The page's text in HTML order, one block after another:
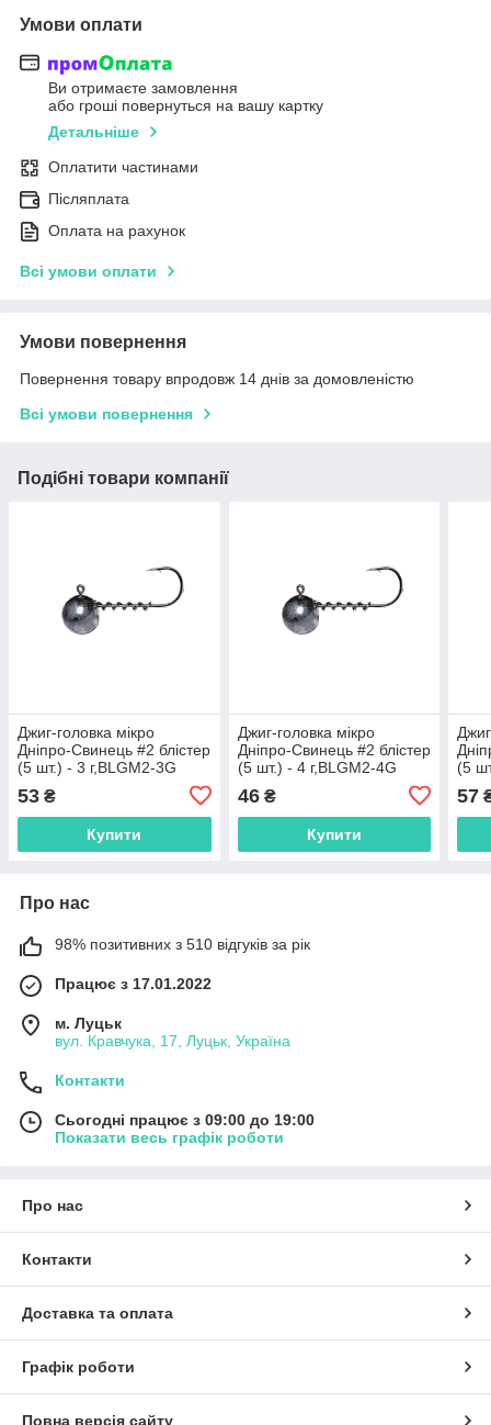
Умови оплати
Ви отримаєте замовлення
або гроші повернуться на вашу картку
Детальніше
Оплатити частинами
Післяплата
Оплата на рахунок
Всі умови оплати
Умови повернення
Повернення товару впродовж 14 днів за домовленістю
Всі умови повернення
Подібні товари компанії
Джиг-головка мікро
Дніпро-Свинець #2 блістер
(5 шт.) - 3 г,BLGM2-3G
53 ₴
Купити
Джиг-головка мікро
Дніпро-Свинець #2 блістер
(5 шт.) - 4 г,BLGM2-4G
46₴
Купити
(5
57
Про нас
98% позитивних з 510 відгуків за рік
Працює з 17.01.2022
м. Луцьк
вул. Кравчука, 17, Луцьк, Україна
Контакти
Сьогодні працює з 09:00 до 19:00
Показати весь графік роботи
Про нас
Контакти
Доставка та оплата
Графік роботи
Повна версія сайту